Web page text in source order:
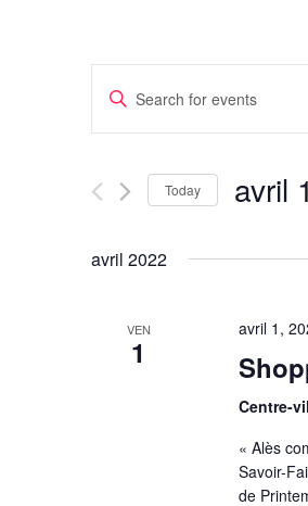
Events
Search
and
Navigation
Enter
Events
Keyword.
Today avril
avril 2022
VEN
1
avril 1,
Centre-
« Alès
Savoir-
de